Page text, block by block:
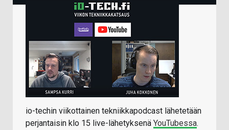
io-techin viikottainen tekniikkapodcast lähetetään
perjantaisin klo 15 live-lähetyksenä YouTubessa.